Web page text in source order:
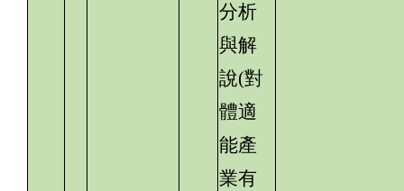
分析
與解
說(對
體適
能產
業有